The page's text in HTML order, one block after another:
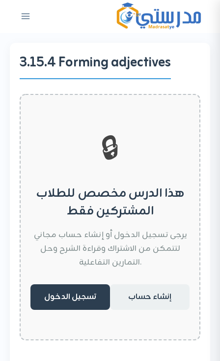
المحتوى
3.15.4 Forming adjectives
🔒
هذا الدرس مخصص للطلاب
المشتركين فقط
يرجى تسجيل الدخول أو إنشاء حساب مجاني
لتتمكن من الاشتراك وقراءة الشرح وحل
التمارين التفاعلية.
تسجيل الدخول إنشاء حساب